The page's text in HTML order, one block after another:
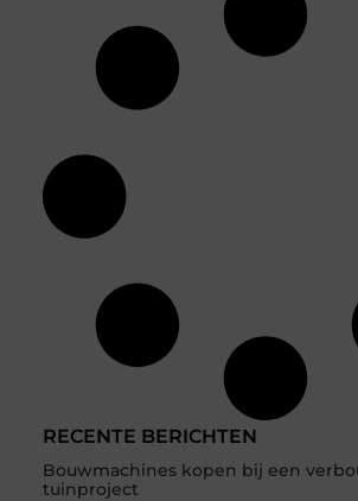
RECENTE BERICHTEN
Bouwmachines kopen bij een
tuinproject